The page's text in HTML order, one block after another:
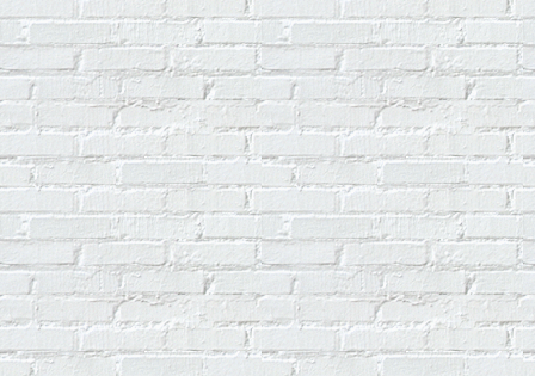
Ещё вчера...
У стен моих оглохли уши...
Не мешайте мне...
Жёлтый блюз
Параллельное
Бродячей собаке.
Не скрыть под одеждой...
Признание в любви.
Столбу.
Звезда.
Был пьян...
Идём не по спирали...
По Хлебникову.